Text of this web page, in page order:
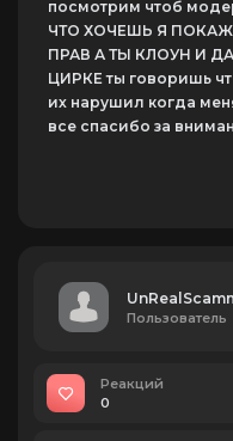
посмотрим чтоб
ЧТО ХОЧЕШЬ Я
ПРАВ А ТЫ КЛОУН И
ЦИРКЕ ты говоришь
их нарушил когда
все спасибо за
Пользователь
Реакций
0